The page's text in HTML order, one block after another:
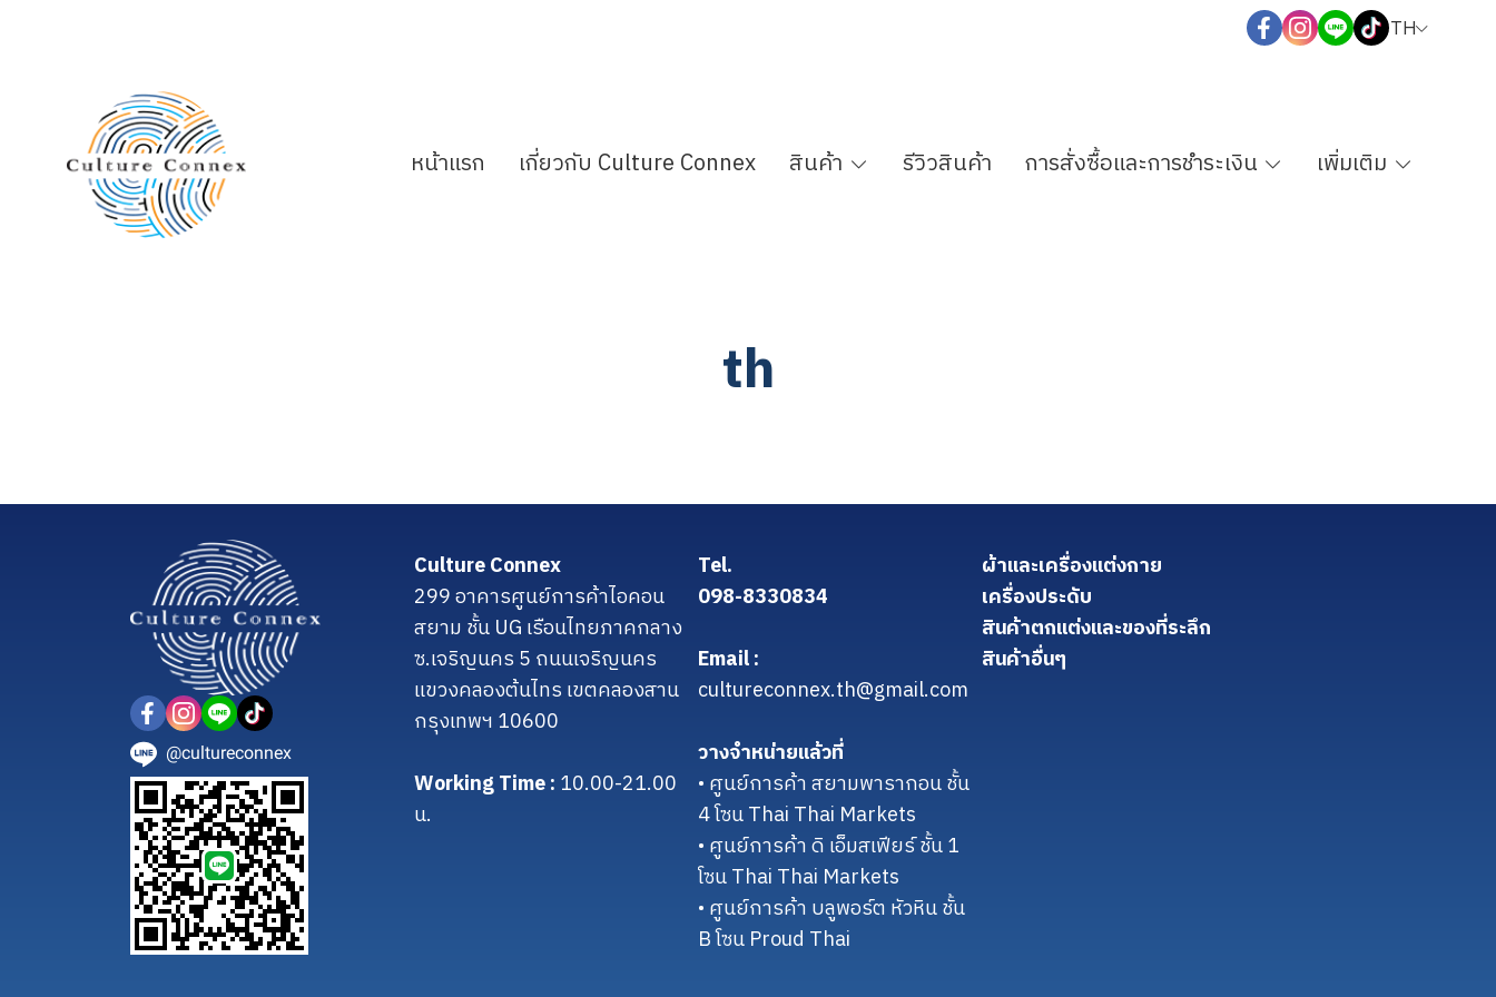
TH
หน้าแรก เกี่ยวกับ Culture Connex สินค้า รีวิวสินค้า การสั่งซื้อและการชำระเงิน เพิ่มเติม
th
@cultureconnex
Culture Connex
299 อาคารศูนย์การค้าไอคอน
สยาม ชั้น UG เรือนไทยภาคกลาง
ซ.เจริญนคร 5 ถนนเจริญนคร
แขวงคลองต้นไทร เขตคลองสาน
กรุงเทพฯ 10600
Working Time : 10.00-21.00
น.
Tel.
098-8330834
Email :
cultureconnex.th@gmail.com
วางจำหน่ายแล้วที่
• ศูนย์การค้า สยามพารากอน ชั้น
4 โซน Thai Thai Markets
• ศูนย์การค้า ดิ เอ็มสเฟียร์ ชั้น 1
โซน Thai Thai Markets
• ศูนย์การค้า บลูพอร์ต หัวหิน ชั้น
B โซน Proud Thai
ผ้าและเครื่องแต่งกาย
เครื่องประดับ
สินค้าตกแต่งและของที่ระลึก
สินค้าอื่นๆ